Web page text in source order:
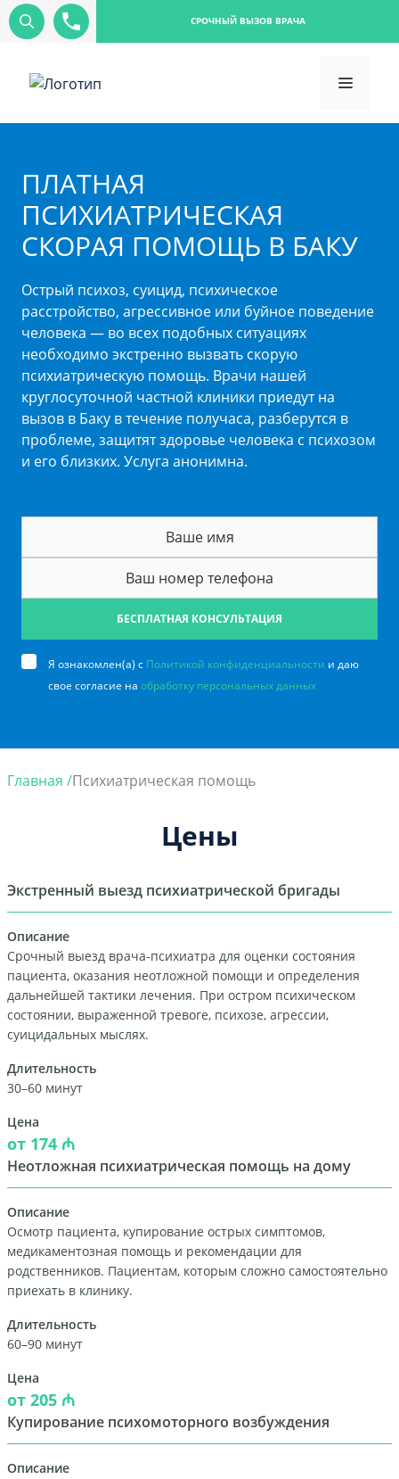
СРОЧНЫЙ ВЫЗОВ ВРАЧА
ПЛАТНАЯ
ПСИХИАТРИЧЕСКАЯ
СКОРАЯ ПОМОЩЬ В БАКУ
Острый психоз, суицид, психическое
расстройство, агрессивное или буйное поведение
человека — во всех подобных ситуациях
необходимо экстренно вызвать скорую
психиатрическую помощь. Врачи нашей
круглосуточной частной клиники приедут на
вызов в Баку в течение получаса, разберутся в
проблеме, защитят здоровье человека с психозом
и его близких. Услуга анонимна.
БЕСПЛАТНАЯ КОНСУЛЬТАЦИЯ
Я ознакомлен(а) с Политикой конфиденциальности и даю
свое согласие на обработку персональных данных
Главная /Психиатрическая помощь
Цены
Экстренный выезд психиатрической бригады
Описание
Срочный выезд врача-психиатра для оценки состояния
пациента, оказания неотложной помощи и определения
дальнейшей тактики лечения. При остром психическом
состоянии, выраженной тревоге, психозе, агрессии,
суицидальных мыслях.
Длительность
30–60 минут
Цена
от 174 ₼
Неотложная психиатрическая помощь на дому
Описание
Осмотр пациента, купирование острых симптомов,
медикаментозная помощь и рекомендации для
родственников. Пациентам, которым сложно самостоятельно
приехать в клинику.
Длительность
60–90 минут
Цена
от 205 ₼
Купирование психомоторного возбуждения
Описание